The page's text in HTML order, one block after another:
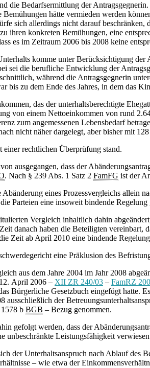
die Bedarfsermittlung der
hätte vermieden werden
sich allerdings nicht darauf
ihren konkreten Bemühungen, eine
es im Zeitraum 2006 bis 2008 keine
komme unter Berücksichtigung der
sei die berufliche Entwicklung der
während die Antragsgegnerin
bis zu dem Ende des Jahres, in dem
das der unterhaltsberechtigte
von einem Nettoeinkommen von rund
zum angemessenen Lebensbedarf
nicht näher dargelegt, aber bisher mit
rechtlichen Überprüfung stand.
ausgegangen, dass der
. Nach § 239 Abs. 1 Satz 2 FamFG ist der
eines Prozessvergleichs
Parteien eine insoweit bindende Regelung
Vergleich inhaltlich dahin
danach haben die Beteiligten
Zeit ab April 2010 eine bindende
eine Präklusion des
aus dem Jahre 2004 im Jahr 2008
April 2006 – XII ZR 240/03 – FamRZ
Bürgerliche Gesetzbuch eingefügt hatte.
ausschließlich der
b BGB – Bezug genommen.
gefolgt werden, dass der
unbeschränkte Leistungsfähigkeit
der Unterhaltsanspruch nach Ablauf des
– wie etwa der